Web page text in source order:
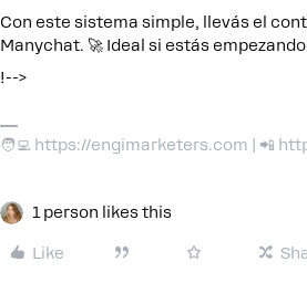
Con este sistema simple, llevás el
Manychat. 🚀 Ideal si estás
!-->
🧑‍💻 https://engimarketers.com | 📲
1 person likes this
Like